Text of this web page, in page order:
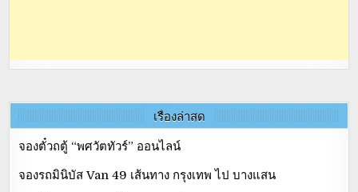
เรื่องล่าสุด
จองตั๋วถตู้ “พศวัตทัวร์” ออนไลน์
จองรถมินิบัส Van 49 เส้นทาง กรุงเทพ ไป บางแสน